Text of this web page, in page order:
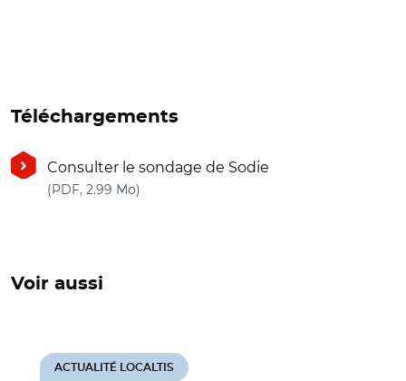
Téléchargements
Consulter le sondage de Sodie
(PDF, 2.99 Mo)
Voir aussi
ACTUALITÉ LOCALTIS